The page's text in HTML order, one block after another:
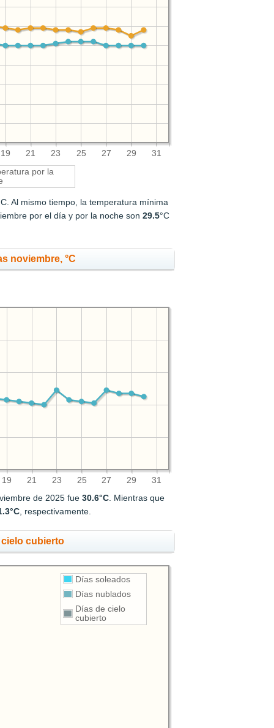
19 21 23 25 27 29 31
por la
Al mismo tiempo, la temperatura mínima
por el día y por la noche son29.5°C
noviembre, °C
19 21 23 25 27 29 31
de 2025 fue30.6°C. Mientras que
, respectivamente.
cubierto
Días soleados
Días nublados
Días de cielo
cubierto